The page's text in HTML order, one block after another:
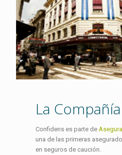
La Compañía
Confidens es parte de
una de las primeras
en seguros de caución.